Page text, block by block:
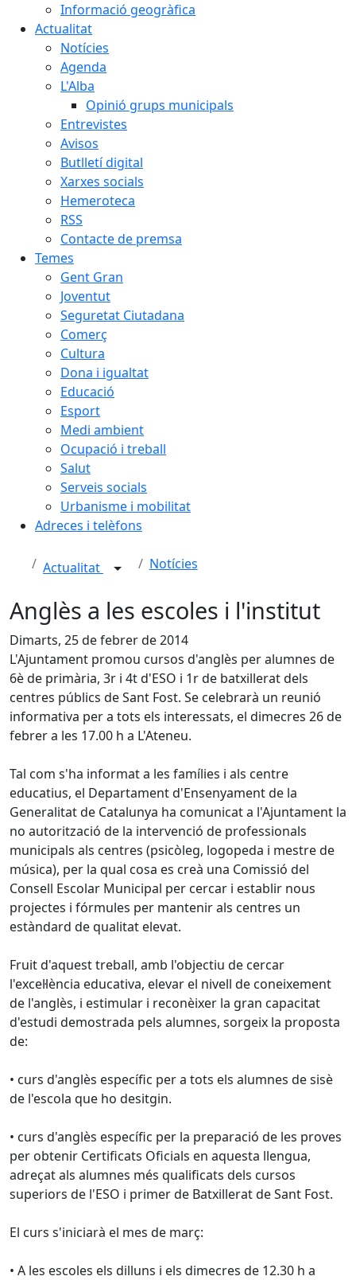
Informació geogràfica
Actualitat
Notícies
Agenda
L'Alba
Opinió grups municipals
Entrevistes
Avisos
Butlletí digital
Xarxes socials
Hemeroteca
RSS
Contacte de premsa
Temes
Gent Gran
Joventut
Seguretat Ciutadana
Comerç
Cultura
Dona i igualtat
Educació
Esport
Medi ambient
Ocupació i treball
Salut
Serveis socials
Urbanisme i mobilitat
Adreces i telèfons
Actualitat Notícies
Anglès a les escoles i l'institut
Dimarts, 25 de febrer de 2014
L'Ajuntament promou cursos d'anglès per alumnes de
6è de primària, 3r i 4t d'ESO i 1r de batxillerat dels
centres públics de Sant Fost. Se celebrarà un reunió
informativa per a tots els interessats, el dimecres 26 de
febrer a les 17.00 h a L'Ateneu.
Tal com s'ha informat a les famílies i als centre
educatius, el Departament d'Ensenyament de la
Generalitat de Catalunya ha comunicat a l'Ajuntament la
no autorització de la intervenció de professionals
municipals als centres (psicòleg, logopeda i mestre de
música), per la qual cosa es creà una Comissió del
Consell Escolar Municipal per cercar i establir nous
projectes i fórmules per mantenir als centres un
estàndard de qualitat elevat.
Fruit d'aquest treball, amb l'objectiu de cercar
l'excel·lència educativa, elevar el nivell de coneixement
de l'anglès, i estimular i reconèixer la gran capacitat
d'estudi demostrada pels alumnes, sorgeix la proposta
de:
• curs d'anglès específic per a tots els alumnes de sisè
de l'escola que ho desitgin.
• curs d'anglès específic per la preparació de les proves
per obtenir Certificats Oficials en aquesta llengua,
adreçat als alumnes més qualificats dels cursos
superiors de l'ESO i primer de Batxillerat de Sant Fost.
El curs s'iniciarà el mes de març:
• A les escoles els dilluns i els dimecres de 12.30 h a